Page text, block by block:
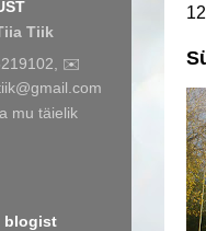
Tiik
✉️
mu täielik
blogist